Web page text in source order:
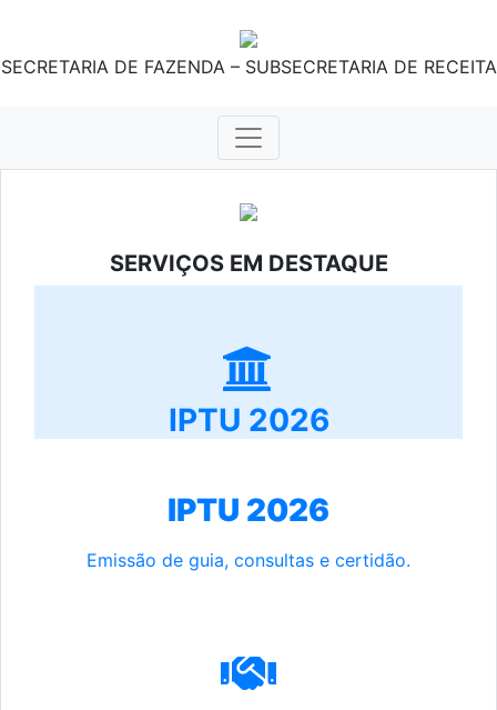
SECRETARIA DE FAZENDA – SUBSECRETARIA DE RECEITA
SERVIÇOS EM DESTAQUE
IPTU 2026
IPTU 2026
Emissão de guia, consultas e certidão.